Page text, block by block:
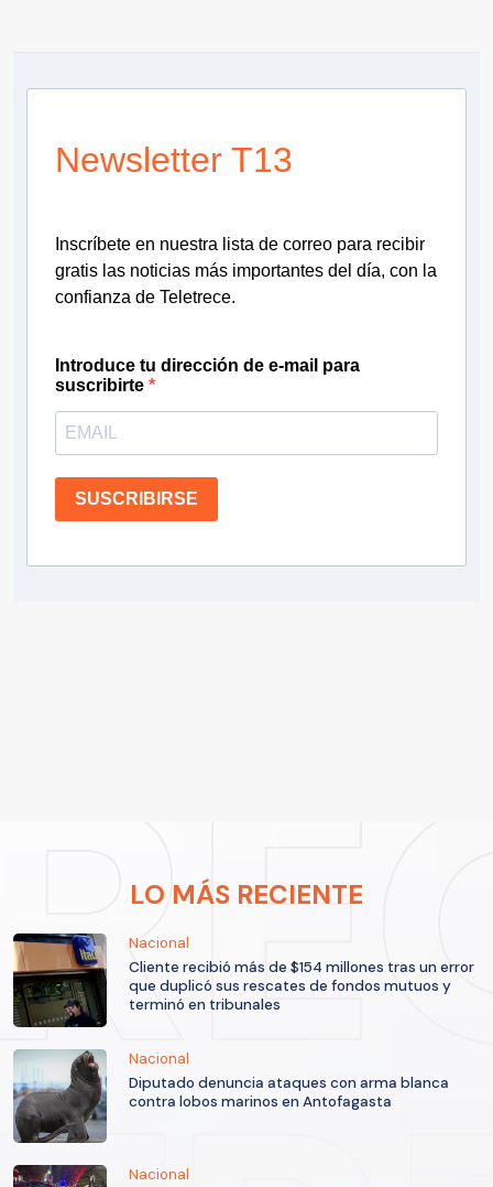
Newsletter T13
Inscríbete en nuestra lista de correo para recibir
gratis las noticias más importantes del día, con la
confianza de Teletrece.
Introduce tu dirección de e-mail para
suscribirte
SUSCRIBIRSE
LO MÁS RECIENTE
Nacional
Cliente recibió más de $154 millones tras un error
que duplicó sus rescates de fondos mutuos y
terminó en tribunales
Nacional
Diputado denuncia ataques con arma blanca
contra lobos marinos en Antofagasta
Nacional